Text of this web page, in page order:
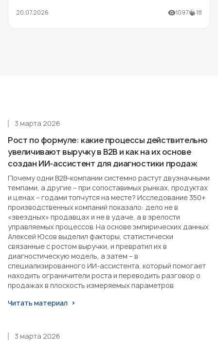
20.07.2026 1097 18
Рост по формуле: какие процессы действительно
увеличивают выручку в B2B и как на их основе
создан ИИ-ассистент для диагностики продаж
3 марта 2026
Почему одни B2B-компании системно растут двузначными
темпами, а другие – при сопоставимых рынках, продуктах
и ценах – годами топчутся на месте? Исследование 350+
производственных компаний показало: дело не в
«звездных» продавцах и не в удаче, а в зрелости
управляемых процессов. На основе эмпирических данных
Алексей Юсов выделил факторы, статистически
связанные с ростом выручки, и превратил их в
диагностическую модель, а затем – в
специализированного ИИ-ассистента, который помогает
находить ограничители роста и переводить разговор о
продажах в плоскость измеряемых параметров.
Читать материал
3 марта 2026